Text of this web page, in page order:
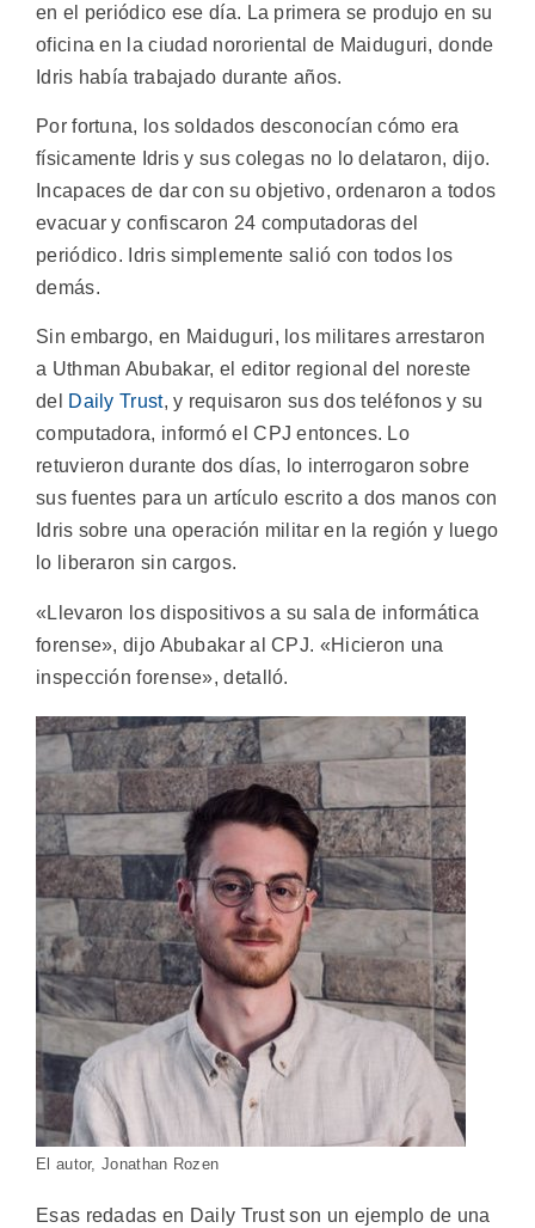
en el periódico ese día. La primera se produjo en su
oficina en la ciudad nororiental de Maiduguri, donde
Idris había trabajado durante años.
Por fortuna, los soldados desconocían cómo era
físicamente Idris y sus colegas no lo delataron, dijo.
Incapaces de dar con su objetivo, ordenaron a todos
evacuar y confiscaron 24 computadoras del
periódico. Idris simplemente salió con todos los
demás.
Sin embargo, en Maiduguri, los militares arrestaron
a Uthman Abubakar, el editor regional del noreste
del
Daily Trust, y requisaron sus dos teléfonos y su
computadora, informó el CPJ entonces. Lo
retuvieron durante dos días, lo interrogaron sobre
sus fuentes para un artículo escrito a dos manos con
Idris sobre una operación militar en la región y luego
lo liberaron sin cargos.
«Llevaron los dispositivos a su sala de informática
forense», dijo Abubakar al CPJ. «Hicieron una
inspección forense», detalló.
El autor, Jonathan Rozen
Esas redadas en Daily Trust son un ejemplo de una